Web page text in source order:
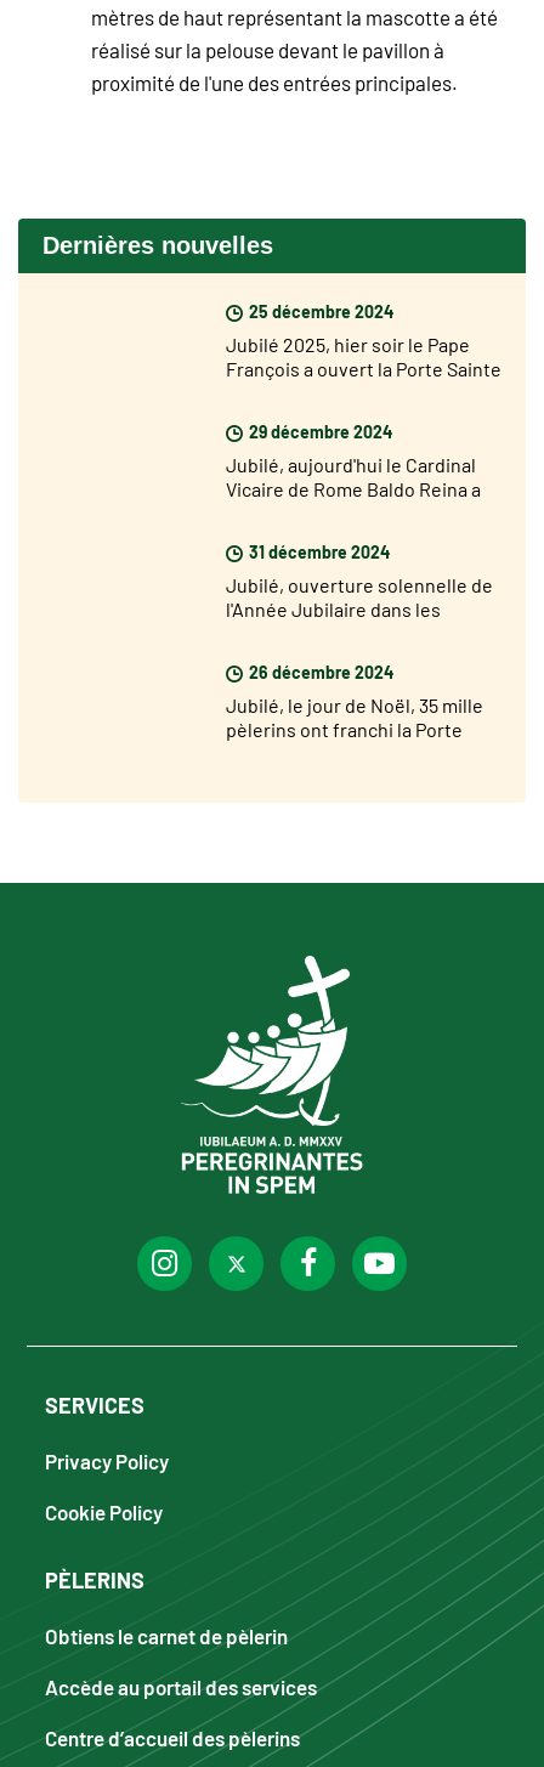
mètres de haut représentant la mascotte a été
réalisé sur la pelouse devant le pavillon à
proximité de l'une des entrées principales.
Dernières nouvelles
25 décembre 2024
Jubilé 2025, hier soir le Pape
François a ouvert la Porte Sainte
29 décembre 2024
Jubilé, aujourd'hui le Cardinal
Vicaire de Rome Baldo Reina a
31 décembre 2024
Jubilé, ouverture solennelle de
l'Année Jubilaire dans les
26 décembre 2024
Jubilé, le jour de Noël, 35 mille
pèlerins ont franchi la Porte
SERVICES
Privacy Policy
Cookie Policy
PÈLERINS
Obtiens le carnet de pèlerin
Accède au portail des services
Centre d’accueil des pèlerins